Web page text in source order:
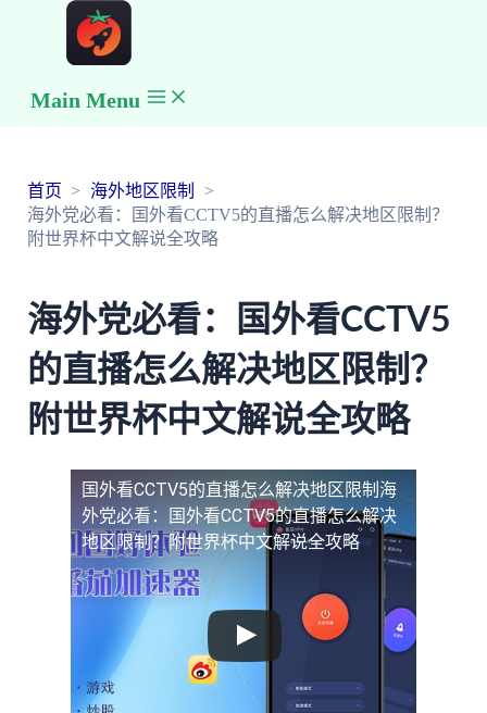
Main Menu
首页
海外地区限制
海外党必看：国外看CCTV5的直播怎么解决地区限制？
附世界杯中文解说全攻略
海外党必看：国外看CCTV5
的直播怎么解决地区限制？
附世界杯中文解说全攻略
国外看CCTV5的直播怎么解决地区限制 海
外党必看：国外看CCTV5的直播怎么解决
地区限制？附世界杯中文解说全攻略